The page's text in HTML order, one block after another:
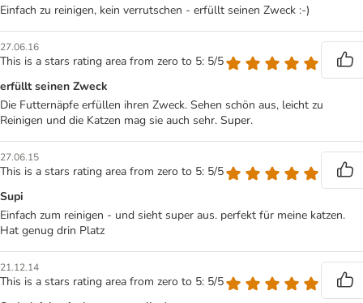
Einfach zu reinigen, kein verrutschen - erfüllt seinen Zweck :-)
27.06.16
This is a stars rating area from zero to 5: 5/5
erfüllt seinen Zweck
Die Futternäpfe erfüllen ihren Zweck. Sehen schön aus, leicht zu
Reinigen und die Katzen mag sie auch sehr. Super.
27.06.15
This is a stars rating area from zero to 5: 5/5
Supi
Einfach zum reinigen - und sieht super aus. perfekt für meine katzen.
Hat genug drin Platz
21.12.14
This is a stars rating area from zero to 5: 5/5